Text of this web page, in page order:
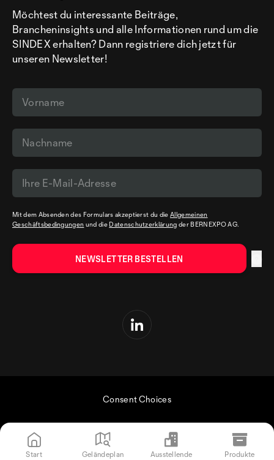
Möchtest du interessante Beiträge,
Brancheninsights und alle Informationen rund um die
SINDEX erhalten? Dann registriere dich jetzt für
unseren Newsletter!
Mit dem Absenden des Formulars akzeptierst du dieAllgemeinen
Geschäftsbedingungen und die Datenschutzerklärung der BERNEXPO AG.
Consent Choices
Start Geländeplan Ausstellende Produkte